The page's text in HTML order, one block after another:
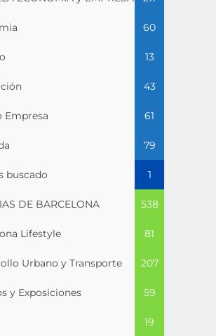
60
13
43
Empresa 61
79
buscado 1
DE BARCELONA 538
Lifestyle 81
Urbano y Transporte 207
y Exposiciones 59
19